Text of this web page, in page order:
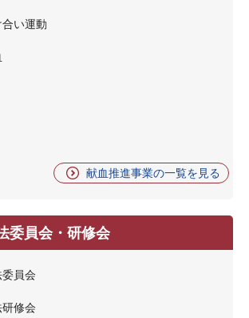
い運動
献血推進事業の一覧を見る
委員会・研修会
員会
修会